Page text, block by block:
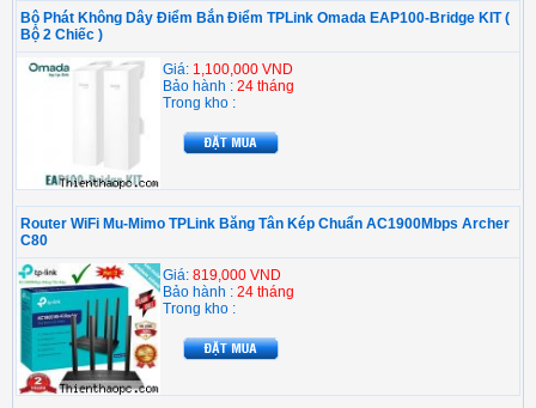
Bộ Phát Không Dây Điểm Bắn Điểm TPLink Omada EAP100-Bridge KIT (
Bộ 2 Chiếc )
Giá: 1,100,000 VND
Bảo hành : 24 tháng
Trong kho :
Router WiFi Mu-Mimo TPLink Băng Tân Kép Chuẩn AC1900Mbps Archer
C80
Giá: 819,000 VND
Bảo hành : 24 tháng
Trong kho :